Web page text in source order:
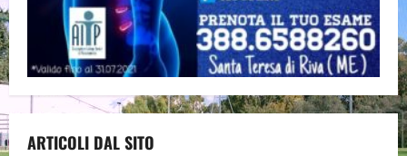
ARTICOLI DAL SITO